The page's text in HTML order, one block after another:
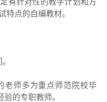
有针对性的教学计划和方
特点的自编教材。
师多为重点师范院校毕
的专职教师。